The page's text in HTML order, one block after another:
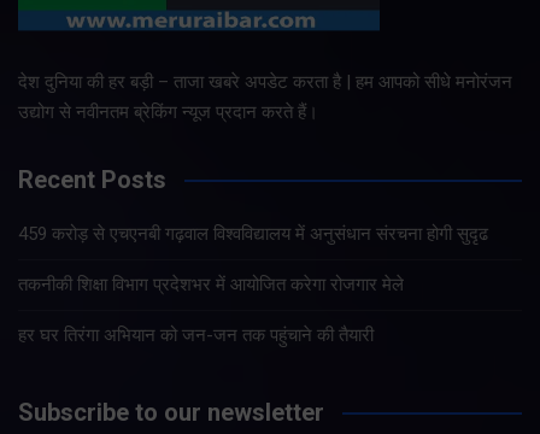
देश दुनिया की हर बड़ी – ताजा खबरे अपडेट करता है | हम आपको सीधे मनोरंजन
उद्योग से नवीनतम ब्रेकिंग न्यूज प्रदान करते हैं।
Recent Posts
459 करोड़ से एचएनबी गढ़वाल विश्वविद्यालय में अनुसंधान संरचना होगी सुदृढ
तकनीकी शिक्षा विभाग प्रदेशभर में आयोजित करेगा रोजगार मेले
हर घर तिरंगा अभियान को जन-जन तक पहुंचाने की तैयारी
Subscribe to our newsletter